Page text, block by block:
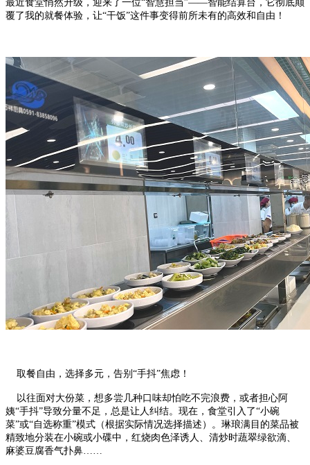
最近食堂悄然升级，迎来了一位“智慧担当”——智能结算台，它彻底颠
覆了我的就餐体验，让“干饭”这件事变得前所未有的高效和自由！
取餐自由，选择多元，告别“手抖”焦虑！
以往面对大份菜，想多尝几种口味却怕吃不完浪费，或者担心阿
姨“手抖”导致分量不足，总是让人纠结。现在，食堂引入了“小碗
菜”或“自选称重”模式（根据实际情况选择描述）。琳琅满目的菜品被
精致地分装在小碗或小碟中，红烧肉色泽诱人、清炒时蔬翠绿欲滴、
麻婆豆腐香气扑鼻……